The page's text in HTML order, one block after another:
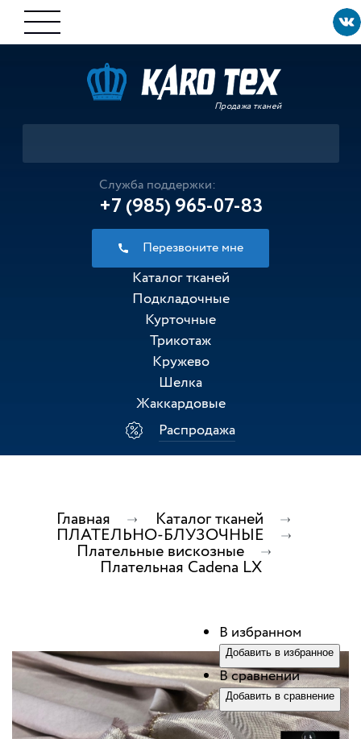
Продажа тканей
Служба поддержки:
+7 (985) 965-07-83
Перезвоните мне
Каталог тканей
Подкладочные
Курточные
Трикотаж
Кружево
Шелка
Жаккардовые
Распродажа
Главная Каталог тканей
ПЛАТЕЛЬНО-БЛУЗОЧНЫЕ
Плательные вискозные
Плательная Cadena LX
В избранном
Добавить в избранное
В сравнении
Добавить в сравнение